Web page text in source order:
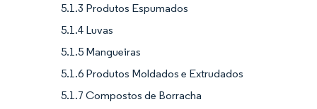
5.1.3 Produtos Espumados
5.1.4 Luvas
5.1.5 Mangueiras
5.1.6 Produtos Moldados e Extrudados
5.1.7 Compostos de Borracha